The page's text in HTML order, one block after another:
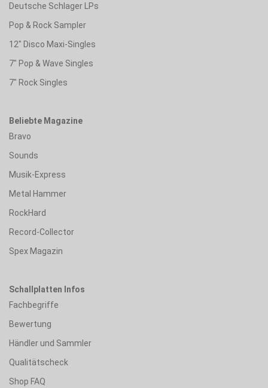
Deutsche Schlager LPs
Pop & Rock Sampler
12" Disco Maxi-Singles
7" Pop & Wave Singles
7" Rock Singles
Beliebte Magazine
Bravo
Sounds
Musik-Express
Metal Hammer
RockHard
Record-Collector
Spex Magazin
Schallplatten Infos
Fachbegriffe
Bewertung
Händler und Sammler
Qualitätscheck
Shop FAQ